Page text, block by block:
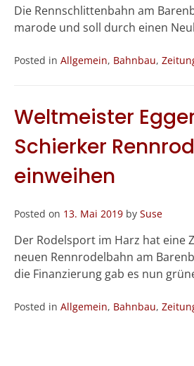
Die Rennschlittenbahn am
marode und soll durch einen
Posted in Allgemein, Bahnbau,
Weltmeister
Schierker
einweihen
Posted on 13. Mai 2019 by Suse
Der Rodelsport im Harz hat eine
neuen Rennrodelbahn am
die Finanzierung gab es nun
Posted in Allgemein, Bahnbau,